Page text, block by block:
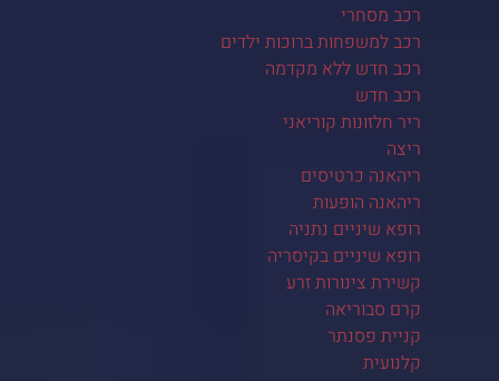
רכב מסחרי
רכב למשפחות ברוכות ילדים
רכב חדש ללא מקדמה
רכב חדש
ריר חלזונות קוריאני
ריצה
ריהאנה כרטיסים
ריהאנה הופעות
רופא שיניים נתניה
רופא שיניים בקיסריה
קשירת צינורות זרע
קרם סבוריאה
קניית פסנתר
קלנועית